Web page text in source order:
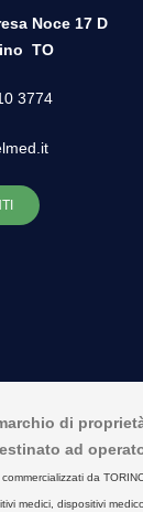
Noce 17 D
TO
3774
di
ad
da
medici, dispositivi